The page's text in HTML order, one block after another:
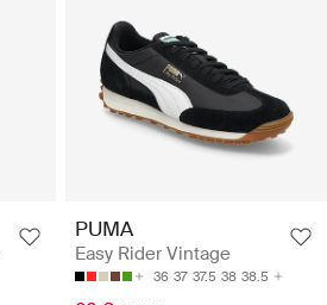
PUMA
Easy Rider Vintage
36 37 37.5 38 38.5